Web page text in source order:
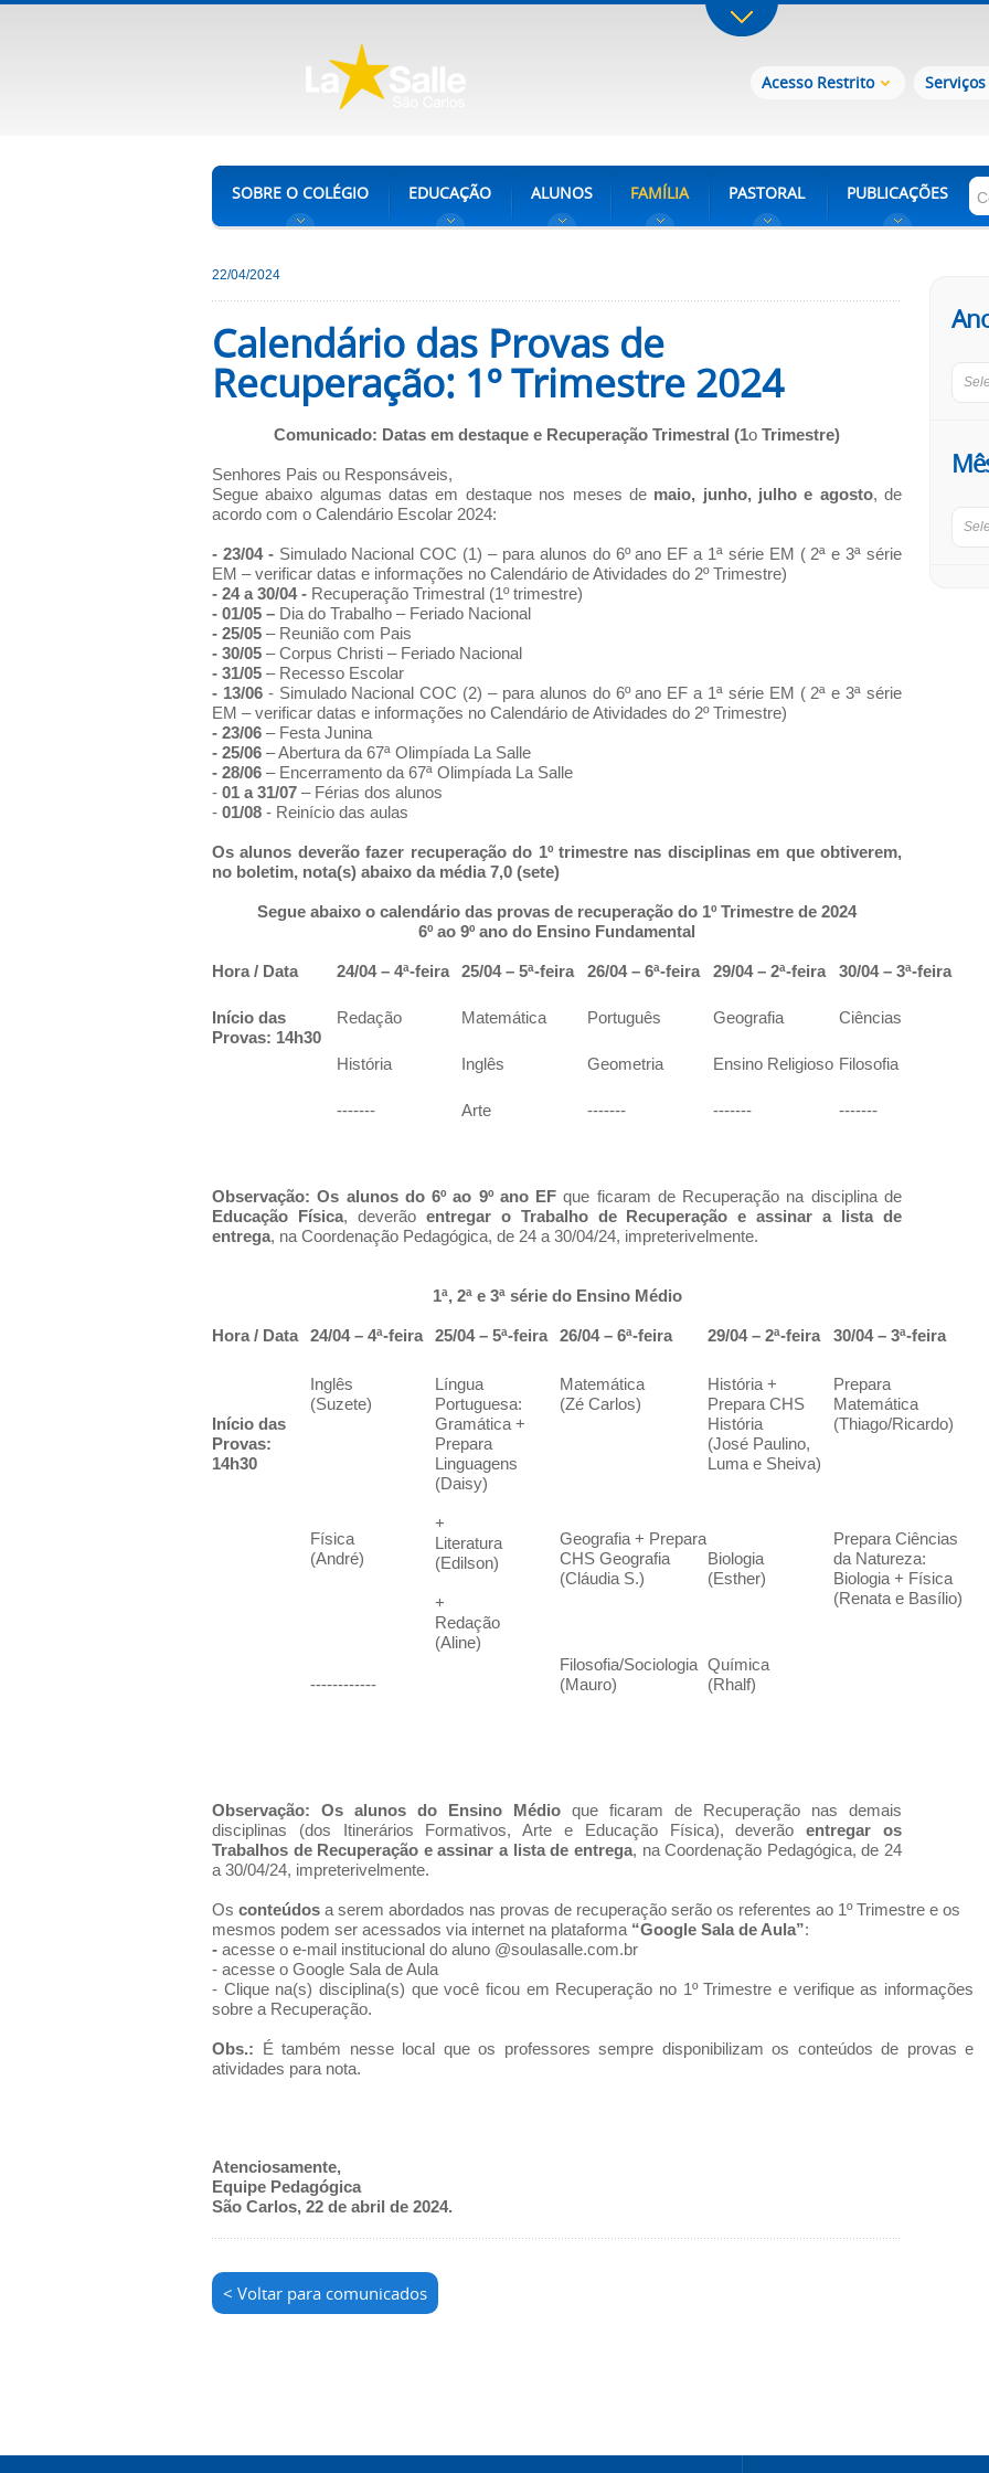
Acesso Restrito Serviços
SOBRE O COLÉGIO EDUCAÇÃO ALUNOS FAMÍLIA PASTORAL PUBLICAÇÕES
22/04/2024
Calendário das Provas de
Recuperação: 1º Trimestre 2024
Comunicado: Datas em destaque e Recuperação Trimestral (1o Trimestre)
Senhores Pais ou Responsáveis,
Segue abaixo algumas datas em destaque nos meses demaio, junho, julho e agosto, de
acordo com o Calendário Escolar 2024:
- 23/04 - Simulado Nacional COC (1) – para alunos do 6º ano EF a 1ª série EM ( 2ª e 3ª série
EM – verificar datas e informações no Calendário de Atividades do 2º Trimestre)
- 24 a 30/04 - Recuperação Trimestral (1º trimestre)
- 01/05 – Dia do Trabalho – Feriado Nacional
- 25/05 – Reunião com Pais
- 30/05 – Corpus Christi – Feriado Nacional
- 31/05 – Recesso Escolar
- 13/06- Simulado Nacional COC (2) – para alunos do 6º ano EF a 1ª série EM ( 2ª e 3ª série
EM – verificar datas e informações no Calendário de Atividades do 2º Trimestre)
- 23/06 – Festa Junina
- 25/06 – Abertura da 67ª Olimpíada La Salle
- 28/06 – Encerramento da 67ª Olimpíada La Salle
- 01 a 31/07 – Férias dos alunos
- 01/08 - Reinício das aulas
Os alunos deverão fazer recuperação do 1º trimestre nas disciplinas em que obtiverem,
no boletim, nota(s) abaixo da média 7,0 (sete)
Segue abaixo o calendário das provas de recuperação do 1º Trimestre de 2024
6º ao 9º ano do Ensino Fundamental
Hora / Data 24/04 – 4ª-feira 25/04 – 5ª-feira 26/04 – 6ª-feira 29/04 – 2ª-feira 30/04 – 3ª-feira
Início das
Provas: 14h30
Redação Matemática Português Geografia Ciências
História Inglês Geometria Ensino Religioso Filosofia
------- Arte ------- ------- -------
Observação: Os alunos do 6º ao 9º ano EFque ficaram de Recuperação na disciplina de
Educação Física, deverão entregar o Trabalho de Recuperação e assinar a lista de
entrega, na Coordenação Pedagógica, de 24 a 30/04/24, impreterivelmente.
1ª, 2ª e 3ª série do Ensino Médio
Hora / Data 24/04 – 4ª-feira 25/04 – 5ª-feira 26/04 – 6ª-feira 29/04 – 2ª-feira 30/04 – 3ª-feira
Início das
Provas:
14h30
Inglês
(Suzete)
Língua
Portuguesa:
Gramática +
Prepara
Linguagens
(Daisy)
+
Literatura
(Edilson)
+
Redação
(Aline)
Matemática
(Zé Carlos)
História +
Prepara CHS
História
(José Paulino,
Luma e Sheiva)
Prepara
Matemática
(Thiago/Ricardo)
Física
(André)
Geografia + Prepara
CHS Geografia
(Cláudia S.)
Biologia
(Esther)
Prepara Ciências
da Natureza:
Biologia + Física
(Renata e Basílio)
------------
Filosofia/Sociologia
(Mauro)
Química
(Rhalf)
Observação: Os alunos do Ensino Médio que ficaram de Recuperação nas demais
disciplinas (dos Itinerários Formativos, Arte e Educação Física), deverãoentregar os
Trabalhos de Recuperação e assinar a lista de entrega, na Coordenação Pedagógica, de 24
a 30/04/24, impreterivelmente.
Os conteúdos a serem abordados nas provas de recuperação serão os referentes ao 1º Trimestre e os
mesmos podem ser acessados via internet na plataforma “Google Sala de Aula”:
- acesse o e-mail institucional do aluno @soulasalle.com.br
- acesse o Google Sala de Aula
- Clique na(s) disciplina(s) que você ficou em Recuperação no 1º Trimestre e verifique as informações
sobre a Recuperação.
Obs.: É também nesse local que os professores sempre disponibilizam os conteúdos de provas e
atividades para nota.
Atenciosamente,
Equipe Pedagógica
São Carlos, 22 de abril de 2024.
< Voltar para comunicados